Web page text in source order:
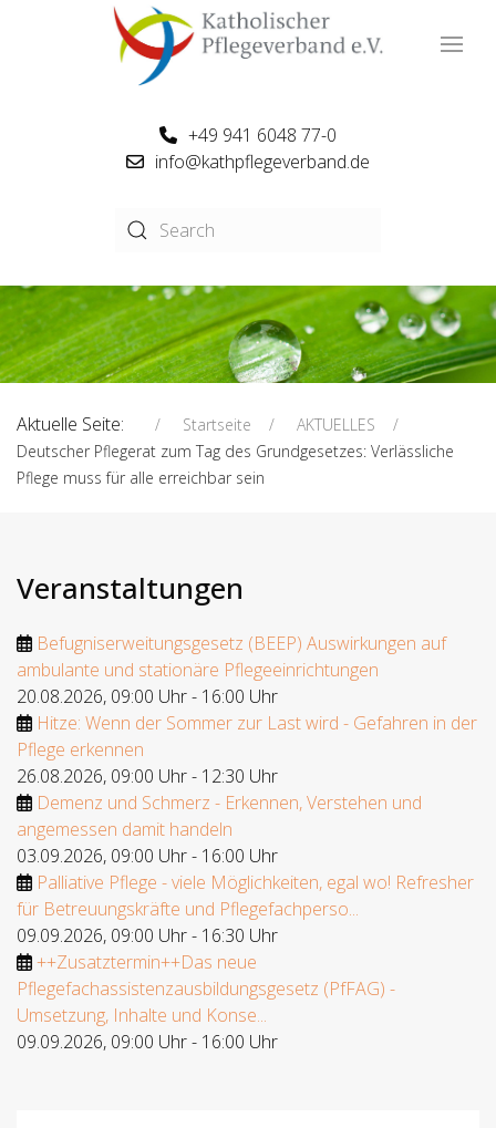
+49 941 6048 77-0
info@kathpflegeverband.de
Aktuelle Seite: Startseite
AKTUELLES
Deutscher Pflegerat zum Tag des Grundgesetzes: Verlässliche
Pflege muss für alle erreichbar sein
Veranstaltungen
Befugniserweitungsgesetz (BEEP) Auswirkungen auf
ambulante und stationäre Pflegeeinrichtungen
20.08.2026, 09:00 Uhr- 16:00 Uhr
Hitze: Wenn der Sommer zur Last wird - Gefahren in der
Pflege erkennen
26.08.2026, 09:00 Uhr- 12:30 Uhr
Demenz und Schmerz - Erkennen, Verstehen und
angemessen damit handeln
03.09.2026, 09:00 Uhr- 16:00 Uhr
Palliative Pflege - viele Möglichkeiten, egal wo! Refresher
für Betreuungskräfte und Pflegefachperso...
09.09.2026, 09:00 Uhr- 16:30 Uhr
++Zusatztermin++Das neue
Pflegefachassistenzausbildungsgesetz (PfFAG) -
Umsetzung, Inhalte und Konse...
09.09.2026, 09:00 Uhr- 16:00 Uhr